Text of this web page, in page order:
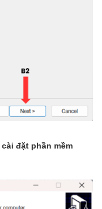
đặt phần mềm